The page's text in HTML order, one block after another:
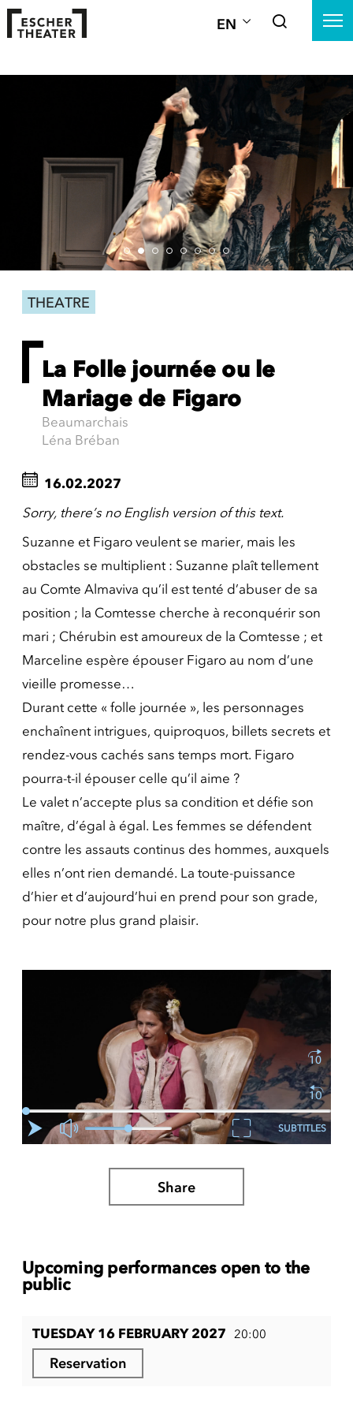
EN
THEATRE
La Folle journée ou le
Mariage de Figaro
Beaumarchais
Léna Bréban
16.02.2027
Sorry, there’s no English version of this text.
Suzanne et Figaro veulent se marier, mais les
obstacles se multiplient : Suzanne plaît tellement
au Comte Almaviva qu’il est tenté d’abuser de sa
position ; la Comtesse cherche à reconquérir son
mari ; Chérubin est amoureux de la Comtesse ; et
Marceline espère épouser Figaro au nom d’une
vieille promesse…
Durant cette « folle journée », les personnages
enchaînent intrigues, quiproquos, billets secrets et
rendez-vous cachés sans temps mort. Figaro
pourra-t-il épouser celle qu’il aime ?
Le valet n’accepte plus sa condition et défie son
maître, d’égal à égal. Les femmes se défendent
contre les assauts continus des hommes, auxquels
elles n’ont rien demandé. La toute-puissance
d’hier et d’aujourd’hui en prend pour son grade,
pour notre plus grand plaisir.
SUBTITLES
Share
Upcoming performances open to the
public
TUESDAY 16 FEBRUARY 2027 20:00
Reservation